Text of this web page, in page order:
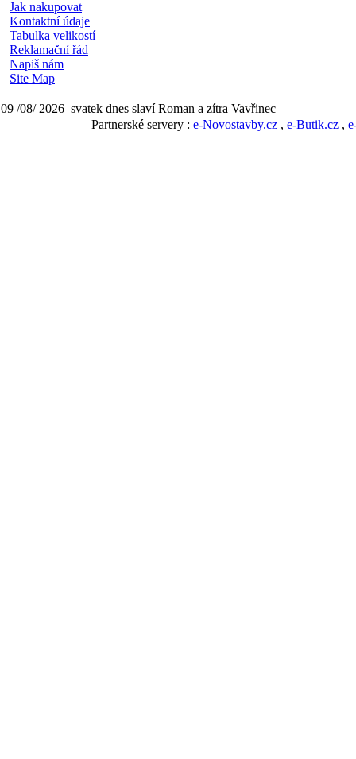
Jak nakupovat
Kontaktní údaje
Tabulka velikostí
Reklamační řád
Napiš nám
Site Map
09 /08/ 2026 svatek dnes slaví Roman a zítra Vavřinec
Partnerské servery : e-Novostavby.cz , e-Butik.cz ,